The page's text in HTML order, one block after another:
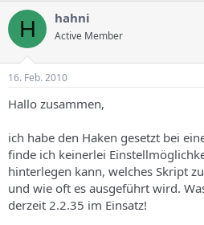
s
e
e
r
s
T
h
e
m
s
e
l
n
d
a
t
u
m
H hahni
Active Member
16. Feb. 2010
Hallo zusammen,
ich habe den Haken gesetzt bei
finde ich keinerlei
hinterlegen kann, welches Skript
und wie oft es ausgeführt wird.
derzeit 2.2.35 im Einsatz!